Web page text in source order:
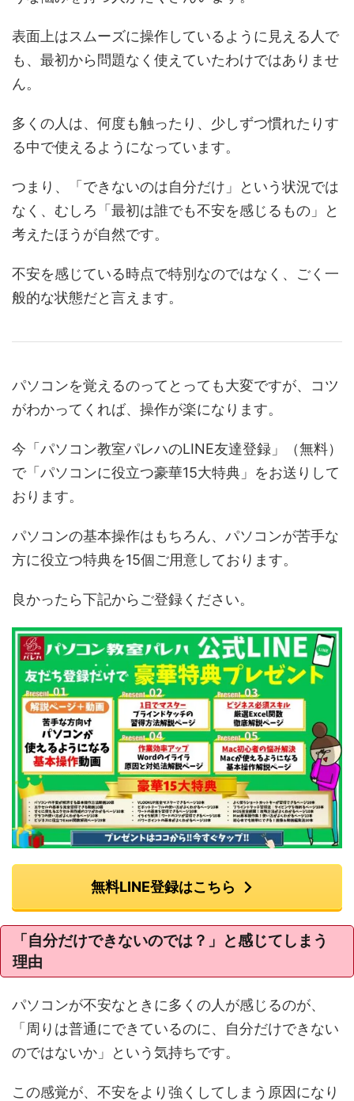
表面上はスムーズに操作しているように見える人で
も、最初から問題なく使えていたわけではありませ
ん。
多くの人は、何度も触ったり、少しずつ慣れたりす
る中で使えるようになっています。
つまり、「できないのは自分だけ」という状況では
なく、むしろ「最初は誰でも不安を感じるもの」と
考えたほうが自然です。
不安を感じている時点で特別なのではなく、ごく一
般的な状態だと言えます。
パソコンを覚えるのってとっても大変ですが、コツ
がわかってくれば、操作が楽になります。
今「パソコン教室パレハのLINE友達登録」（無料）
で「パソコンに役立つ豪華15大特典」をお送りして
おります。
パソコンの基本操作はもちろん、パソコンが苦手な
方に役立つ特典を15個ご用意しております。
良かったら下記からご登録ください。
無料LINE登録はこちら
「自分だけできないのでは？」と感じてしまう
理由
パソコンが不安なときに多くの人が感じるのが、
「周りは普通にできているのに、自分だけできない
のではないか」という気持ちです。
この感覚が、不安をより強くしてしまう原因になり